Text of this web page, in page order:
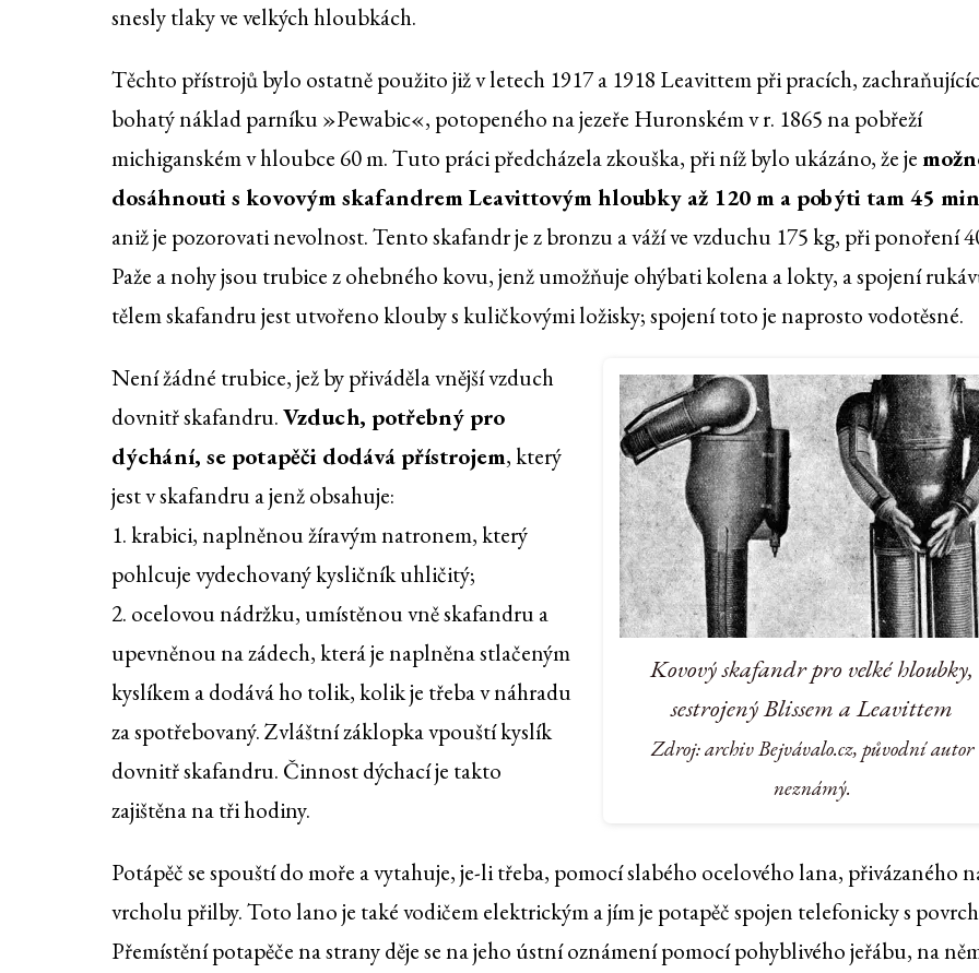
snesly tlaky ve velkých hloubkách.
Těchto přístrojů bylo ostatně použito již v letech 1917 a 1918 Leavittem při pracích,
bohatý náklad parníku »Pewabic«, potopeného na jezeře Huronském v r. 1865 na pobřeží
michiganském v hloubce 60 m. Tuto práci předcházela zkouška, při níž bylo ukázáno, že je
dosáhnouti s kovovým skafandrem Leavittovým hloubky až 120 m a pobýti tam 45
aniž je pozorovati nevolnost. Tento skafandr je z bronzu a váží ve vzduchu 175 kg, při ponoření
Paže a nohy jsou trubice z ohebného kovu, jenž umožňuje ohýbati kolena a lokty, a spojení
tělem skafandru jest utvořeno klouby s kuličkovými ložisky; spojení toto je naprosto vodotěsné.
Kovový skafandr pro velké hloubky,
sestrojený Blissem a Leavittem
Zdroj: archiv Bejvávalo.cz, původní autor
neznámý.
Není žádné trubice, jež by přiváděla vnější vzduch
dovnitř skafandru.Vzduch, potřebný pro
dýchání, se potapěči dodává přístrojem, který
jest v skafandru a jenž obsahuje:
1. krabici, naplněnou žíravým natronem, který
pohlcuje vydechovaný kysličník uhličitý;
2. ocelovou nádržku, umístěnou vně skafandru a
upevněnou na zádech, která je naplněna stlačeným
kyslíkem a dodává ho tolik, kolik je třeba v náhradu
za spotřebovaný. Zvláštní záklopka vpouští kyslík
dovnitř skafandru. Činnost dýchací je takto
zajištěna na tři hodiny.
Potápěč se spouští do moře a vytahuje, je-li třeba, pomocí slabého ocelového lana, přivázaného
vrcholu přilby. Toto lano je také vodičem elektrickým a jím je potapěč spojen telefonicky s
Přemístění potapěče na strany děje se na jeho ústní oznámení pomocí pohyblivého jeřábu, na